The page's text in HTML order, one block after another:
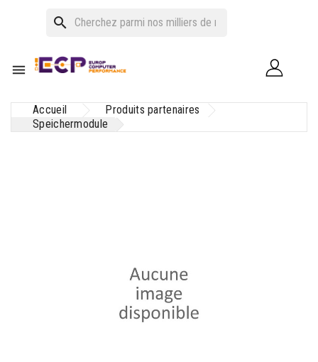
search

Accueil
Produits partenaires
Speichermodule